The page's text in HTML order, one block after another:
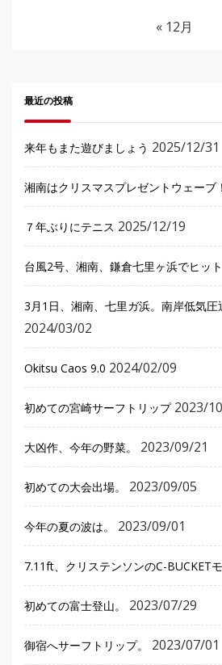
« 12月
最近の投稿
来年もまた遊びましょう 2025/12/31
湘南はクリスマスプレゼントウェーブ！
７年ぶりにテニス 2025/12/19
台風2号、湘南、鎌倉七里ヶ浜でヒット
3月1日、湘南、七里ガ浜。南岸低気
2024/03/02
Okitsu Caos 9.0 2024/02/09
初めての宮崎サーフトリップ 2023/
大凶作、今年の野菜。 2023/09/21
初めての大会出場。 2023/09/05
今年の夏の波は。 2023/09/01
7.11ft、クリステンソンのC-BUCKETモ
初めての富士登山。 2023/07/29
御宿へサーフトリップ。 2023/07/01